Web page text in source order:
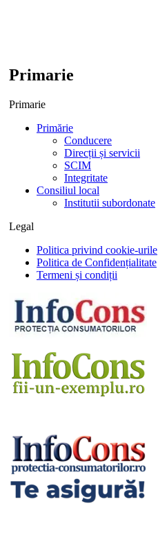
Primarie
Primarie
Primărie
Conducere
Direcții și servicii
SCIM
Integritate
Consiliul local
Institutii subordonate
Legal
Politica privind cookie-urile
Politica de Confidențialitate
Termeni și condiții